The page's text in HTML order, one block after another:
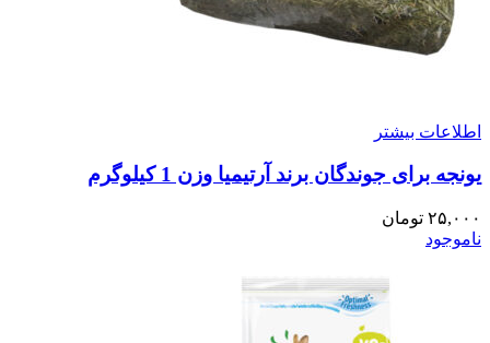
اطلاعات بیشتر
یونجه برای جوندگان برند آرتیمیا وزن 1 کیلوگرم
۲۵,۰۰۰ تومان
ناموجود